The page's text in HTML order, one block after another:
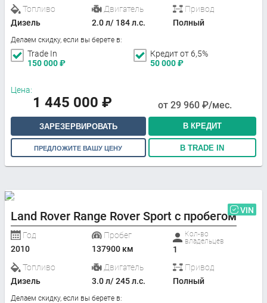
Топливо
Дизель
Двигатель
2.0 л/ 184 л.с.
Привод
Полный
Делаем скидку, если вы берете в:
Trade In
150 000₽
Кредит от 6,5%
50 000₽
Цена:
1 445 000 ₽ от 29 960 ₽/мес.
ЗАРЕЗЕРВИРОВАТЬ В КРЕДИТ
ПРЕДЛОЖИТЕ ВАШУ ЦЕНУ В TRADE IN
Land Rover Range Rover Sport с пробегом VIN
Год
2010
Пробег
137900 км
Кол-во
владельцев
1
Топливо
Дизель
Двигатель
3.0 л/ 245 л.с.
Привод
Полный
Делаем скидку, если вы берете в: